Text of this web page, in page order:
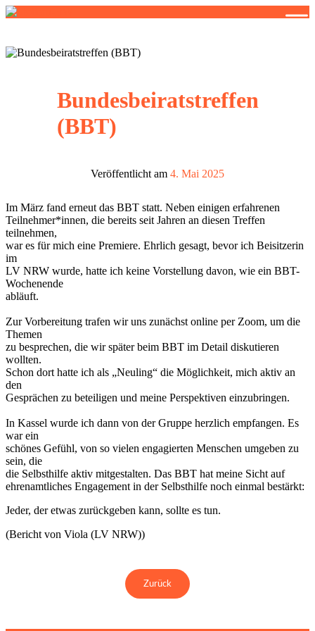
Bundesbeiratstreffen
(BBT)
Veröffentlicht am 4. Mai 2025
Im März fand erneut das BBT statt. Neben einigen erfahrenen
Teilnehmer*innen, die bereits seit Jahren an diesen Treffen
teilnehmen,
war es für mich eine Premiere. Ehrlich gesagt, bevor ich Beisitzerin
im
LV NRW wurde, hatte ich keine Vorstellung davon, wie ein BBT-
Wochenende
abläuft.
Zur Vorbereitung trafen wir uns zunächst online per Zoom, um die
Themen
zu besprechen, die wir später beim BBT im Detail diskutieren
wollten.
Schon dort hatte ich als „Neuling“ die Möglichkeit, mich aktiv an
den
Gesprächen zu beteiligen und meine Perspektiven einzubringen.
In Kassel wurde ich dann von der Gruppe herzlich empfangen. Es
war ein
schönes Gefühl, von so vielen engagierten Menschen umgeben zu
sein, die
die Selbsthilfe aktiv mitgestalten. Das BBT hat meine Sicht auf
ehrenamtliches Engagement in der Selbsthilfe noch einmal bestärkt:
Jeder, der etwas zurückgeben kann, sollte es tun.
(Bericht von Viola (LV NRW))
Zurück